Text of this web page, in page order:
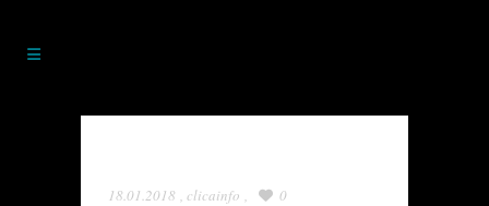
18.01.2018 , clicainfo , 0